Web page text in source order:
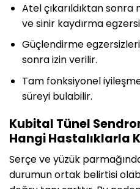
Atel çıkarıldıktan
ve sinir kaydırma
Güçlendirme
sonra izin verilir.
Tam fonksiyonel
süreyi bulabilir.
Kubital Tünel
Hangi Hastalıklarla
Serçe ve yüzük
durumun ortak belirtisi